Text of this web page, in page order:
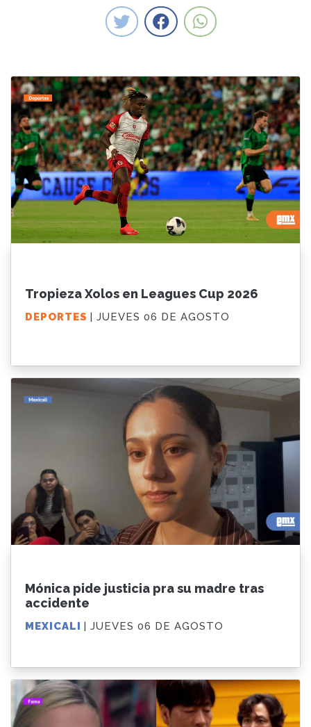
Tropieza Xolos en Leagues Cup 2026
DEPORTES | JUEVES 06 DE AGOSTO
Mónica pide justicia pra su madre tras
accidente
MEXICALI | JUEVES 06 DE AGOSTO